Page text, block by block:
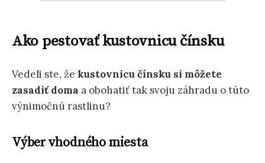
Ako pestovať kustovnicu čínsku
Vedeli ste, že kustovnicu čínsku si môžete
zasadiť doma a obohatiť tak svoju záhradu o túto
výnimočnú rastlinu?
Výber vhodného miesta